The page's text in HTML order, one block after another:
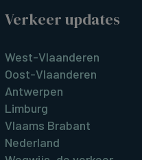
Verkeer updates
West-Vlaanderen
Oost-Vlaanderen
Antwerpen
Limburg
Vlaams Brabant
Nederland